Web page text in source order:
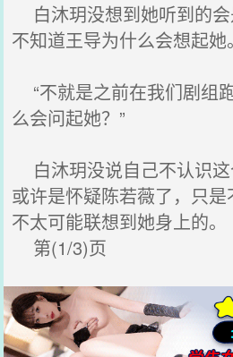
白沐玥没想到她听到的会
不知道王导为什么会想起她。
“不就是之前在我们剧组
么会问起她？”
白沐玥没说自己不认识
或许是怀疑陈若薇了，只
不太可能联想到她身上的。
第(1/3)页